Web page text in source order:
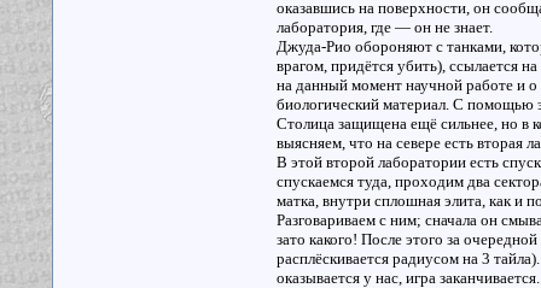
оказавшись на поверхности, он
лаборатория, где — он не знает.
Джуда-Рио обороняют с танками,
врагом, придётся убить), ссылается
на данный момент научной работе и
биологический материал. С помощью
Столица защищена ещё сильнее, но в
выясняем, что на севере есть вторая
В этой второй лаборатории есть
спускаемся туда, проходим два
матка, внутри сплошная элита, как и
Разговариваем с ним; сначала он
зато какого! После этого за
расплёскивается радиусом на 3
оказывается у нас, игра заканчивается.